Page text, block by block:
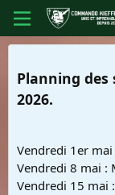
Planning des
2026.
Vendredi 1er
Vendredi 8 mai :
Vendredi 15 mai